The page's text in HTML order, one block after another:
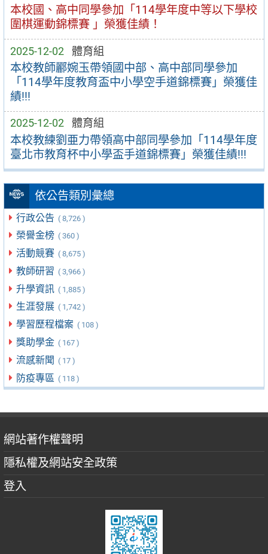
本校國、高中同學參加「114學年度中等以下學校
圍棋運動錦標賽 」榮獲佳績！
2025-12-02 體育組
本校教師酈婉玉帶領國中部、高中部同學參加
「114學年度教育盃中小學空手道錦標賽」榮獲佳
績!!!
2025-12-02 體育組
本校教練劉亜力帶領高中部同學參加「114學年度
臺北市教育杯中⼩學盃⼿道錦標賽」榮獲佳績!!!
依公告類別彙總
行政公告 ( 8,726 )
榮譽金榜 ( 360 )
活動競賽 ( 8,675 )
教師研習 ( 3,966 )
升學資訊 ( 1,885 )
生涯發展 ( 1,742 )
學習歷程檔案 ( 108 )
獎助學金 ( 167 )
流感新聞 ( 17 )
防疫專區 ( 118 )
網站著作權聲明
隱私權及網站安全政策
登入